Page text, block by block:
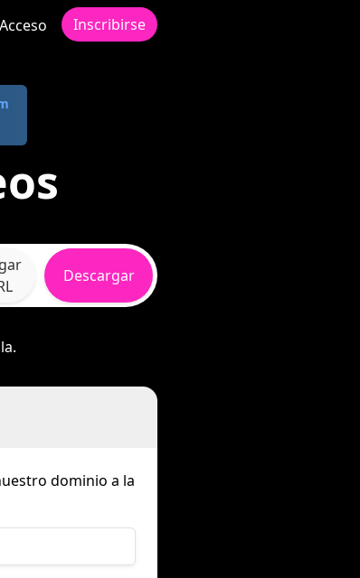
Acceso Inscribirse
Descargar
dominio a la